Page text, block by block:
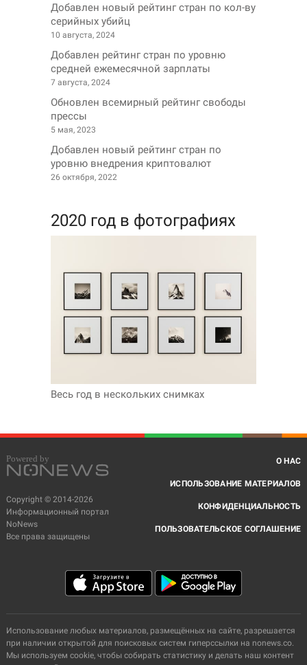
Добавлен новый рейтинг стран по кол-ву
серийных убийц
10 августа, 2024
Добавлен рейтинг стран по уровню
средней ежемесячной зарплаты
7 августа, 2024
Обновлен всемирный рейтинг свободы
прессы
5 мая, 2023
Добавлен новый рейтинг стран по
уровню внедрения криптовалют
26 октября, 2022
2020 год в фотографиях
Весь год в нескольких снимках
Copyright © 2014-2026
Информационный портал
NoNews
Все права защищены
О НАС
ИСПОЛЬЗОВАНИЕ МАТЕРИАЛОВ
КОНФИДЕНЦИАЛЬНОСТЬ
ПОЛЬЗОВАТЕЛЬСКОЕ СОГЛАШЕНИЕ
Использование любых материалов, размещённых на сайте, разрешается
при наличии открытой для поисковых систем гиперссылки на nonews.co.
Мы используем cookie, чтобы собирать статистику и делать наш контент